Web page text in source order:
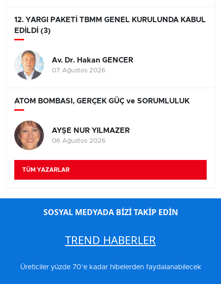
12. YARGI PAKETİ TBMM GENEL KURULUNDA KABUL
EDİLDİ (3)
Av. Dr. Hakan GENCER
07 Ağustos 2026
ATOM BOMBASI, GERÇEK GÜÇ ve SORUMLULUK
AYŞE NUR YILMAZER
06 Ağustos 2026
TÜM YAZARLAR
SOSYAL MEDYADA BİZİ TAKİP EDİN
TREND HABERLER
Üreticiler yüzde 70’e kadar hibelerden faydalanabilecek